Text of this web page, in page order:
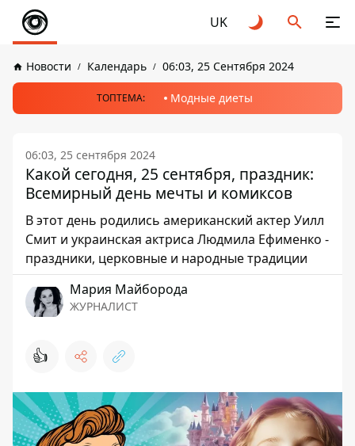
UK
Новости Календарь 06:03, 25 Сентября 2024
ТОПТЕМА: Модные диеты
06:03, 25 сентября 2024
Какой сегодня, 25 сентября, праздник:
Всемирный день мечты и комиксов
В этот день родились американский актер Уилл
Смит и украинская актриса Людмила Ефименко -
праздники, церковные и народные традиции
Мария Майборода
ЖУРНАЛИСТ
👍